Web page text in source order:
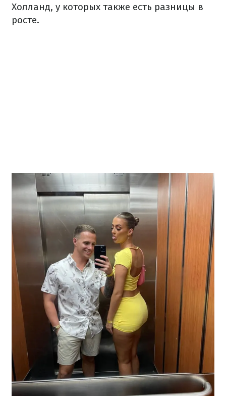
Холланд, у которых также есть разницы в
росте.